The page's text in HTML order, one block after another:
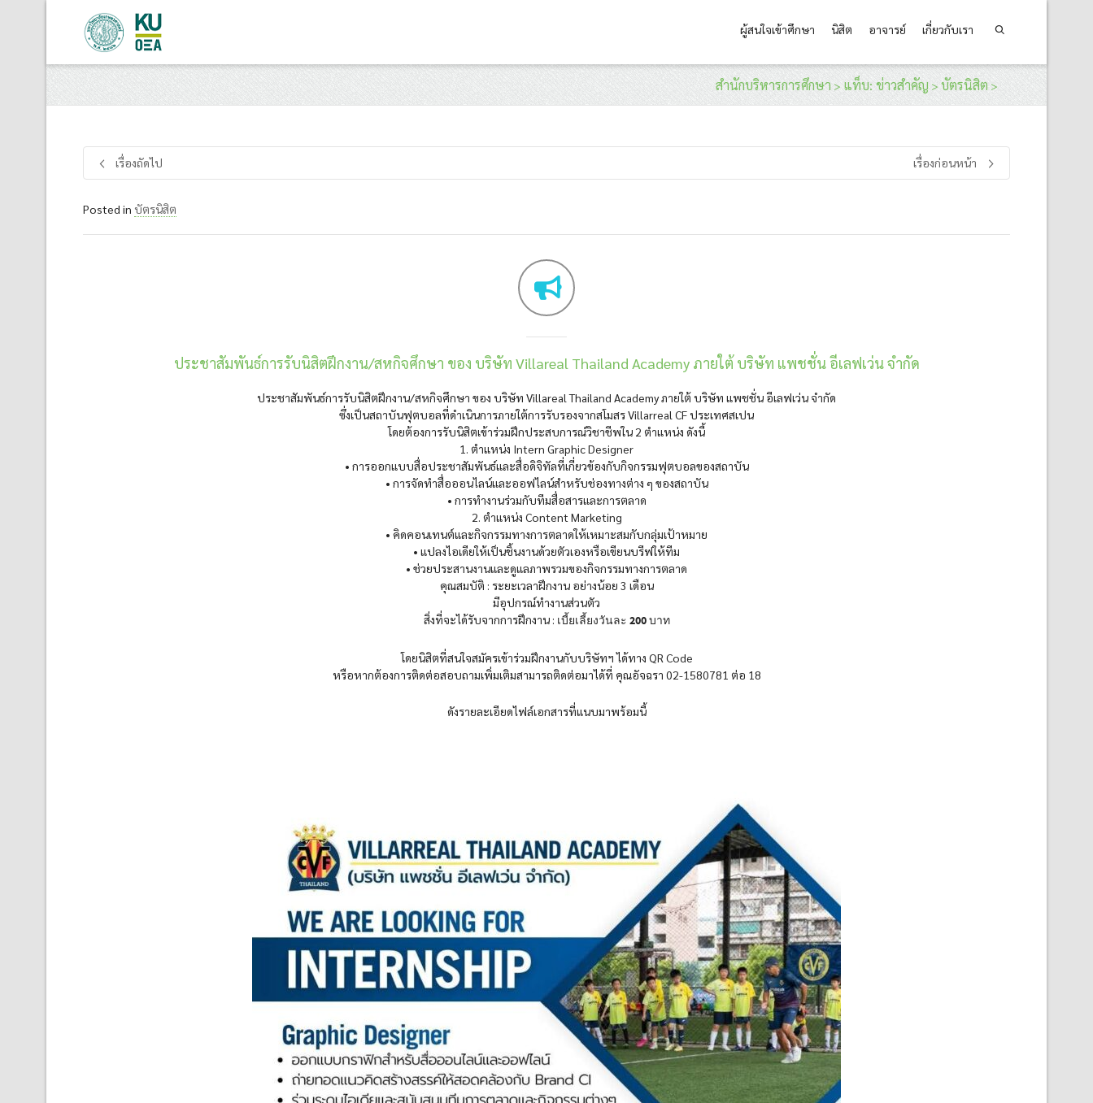
ผู้สนใจเข้าศึกษา นิสิต อาจารย์ เกี่ยวกับเรา
สำนักบริหารการศึกษา > แท็บ: ข่าวสำคัญ > บัตรนิสิต >
เรื่องถัดไป เรื่องก่อนหน้า
Posted in บัตรนิสิต
ประชาสัมพันธ์การรับนิสิตฝึกงาน/สหกิจศึกษา ของ บริษัท Villareal Thailand Academy ภายใต้ บริษัท แพชชั่น อีเลฟเว่น จำกัด
ประชาสัมพันธ์การรับนิสิตฝึกงาน/สหกิจศึกษา ของ บริษัท Villareal Thailand Academy ภายใต้ บริษัท แพชชั่น อีเลฟเว่น จำกัด
ซึ่งเป็นสถาบันฟุตบอลที่ดำเนินการภายใต้การรับรองจากสโมสร Villarreal CF ประเทศสเปน
โดยต้องการรับนิสิตเข้าร่วมฝึกประสบการณ์วิชาชีพใน 2 ตำแหน่ง ดังนี้
1. ตำแหน่ง Intern Graphic Designer
• การออกแบบสื่อประชาสัมพันธ์และสื่อดิจิทัลที่เกี่ยวข้องกับกิจกรรมฟุตบอลของสถาบัน
• การจัดทำสื่อออนไลน์และออฟไลน์สำหรับช่องทางต่าง ๆ ของสถาบัน
• การทำงานร่วมกับทีมสื่อสารและการตลาด
2. ตำแหน่ง Content Marketing
• คิดคอนเทนต์และกิจกรรมทางการตลาดให้เหมาะสมกับกลุ่มเป้าหมาย
• แปลงไอเดียให้เป็นชิ้นงานด้วยตัวเองหรือเขียนบรีฟให้ทีม
• ช่วยประสานงานและดูแลภาพรวมของกิจกรรมทางการตลาด
คุณสมบัติ : ระยะเวลาฝึกงาน อย่างน้อย 3 เดือน
มีอุปกรณ์ทำงานส่วนตัว
สิ่งที่จะได้รับจากการฝึกงาน : เบี้ยเลี้ยงวันละ 200 บาท
โดยนิสิตที่สนใจสมัครเข้าร่วมฝึกงานกับบริษัทฯ ได้ทาง QR Code
หรือหากต้องการติดต่อสอบถามเพิ่มเติมสามารถติดต่อมาได้ที่ คุณอัจฉรา 02-1580781 ต่อ 18
ดังรายละเอียดไฟล์เอกสารที่แนบมาพร้อมนี้